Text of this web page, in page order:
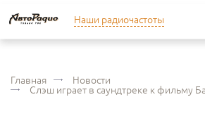
Наши радиочастоты
Главная Новости
Слэш играет в саундтреке к фильму